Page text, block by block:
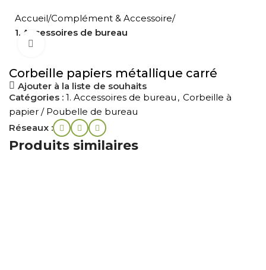
Accueil Complément & Accessoire
1. Accessoires de bureau
Corbeille papiers métallique carré
Ajouter à la liste de souhaits
Catégories : 1. Accessoires de bureau , Corbeille à
papier / Poubelle de bureau
Réseaux :
Produits similaires